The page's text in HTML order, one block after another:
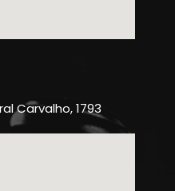
Carvalho, 1793